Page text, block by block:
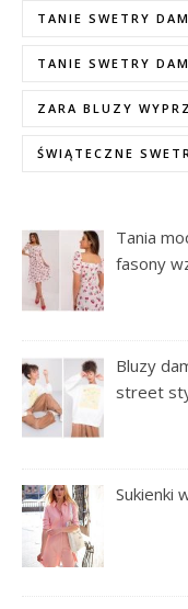
TANIE SWETRY
TANIE SWETRY
ZARA BLUZY
ŚWIĄTECZNE
Tania
fasony
Bluzy
street
Sukienki